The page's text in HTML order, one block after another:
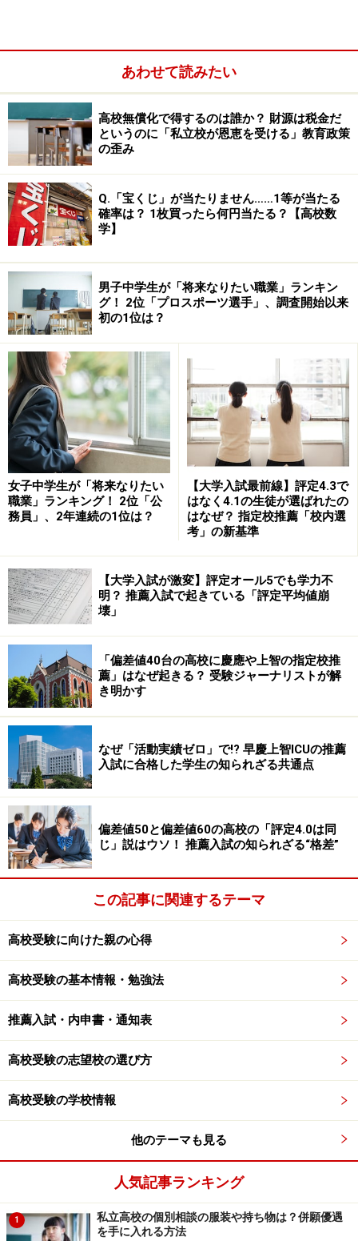
生。残りを外部募集（09年度は86名）。
生徒自らが学ぶ指導を徹底
受け身の授業ではなく、生徒自らが学ぶよう指導を行っ
ている。総合的な学力・資質を養う一環で、社会や理科
の校外実習や実験・観察といった体験的な学習、レポー
ト作成、話し合いや発表などを多く取り入れる。生徒の
主体性を大切にし指示型の指導はしないが、授業は高校
で学ぶ範囲にとらわれず高いレベルで行われるので、広
く予習・復習していく必要あり。総合的な学習の時間は
年間を通してレポート作成が多く、書く力・考える力が
鍛えられる。
理科はすべての分野が必修。高1の英語は少人数授業を
実施。日本人教員とネイティブ教員とのチームティーチ
ングで行われる。高3は現代文、体育、リーディングが
必修で、あとは進路に応じた選択科目となる。
※記事内容は執筆時点のものです。最新の内容をご確認くださ
い。
1/ 2 次のページへ
あわせて読みたい
高校無償化で得するのは誰か？ 財源は税金だ
というのに「私立校が恩恵を受ける」教育政策
の歪み
Q.「宝くじ」が当たりません……1等が当たる
確率は？ 1枚買ったら何円当たる？【高校数
学】
男子中学生が「将来なりたい職業」ランキン
グ！ 2位「プロスポーツ選手」、調査開始以来
初の1位は？
女子中学生が「将来なりたい
職業」ランキング！ 2位「公
務員」、2年連続の1位は？
【大学入試最前線】評定4.3で
はなく4.1の生徒が選ばれたの
はなぜ？ 指定校推薦「校内選
考」の新基準
【大学入試が激変】評定オール5でも学力不
明？ 推薦入試で起きている「評定平均値崩
壊」
「偏差値40台の高校に慶應や上智の指定校推
薦」はなぜ起きる？ 受験ジャーナリストが解
き明かす
なぜ「活動実績ゼロ」で!? 早慶上智ICUの推薦
入試に合格した学生の知られざる共通点
偏差値50と偏差値60の高校の「評定4.0は同
じ」説はウソ！ 推薦入試の知られざる“格差”
この記事に関連するテーマ
高校受験に向けた親の心得
高校受験の基本情報・勉強法
推薦入試・内申書・通知表
高校受験の志望校の選び方
高校受験の学校情報
他のテーマも見る
人気記事ランキング
1
私立高校の個別相談の服装や持ち物は？併願優遇
を手に入れる方法